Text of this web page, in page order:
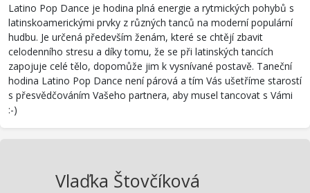
Latino Pop Dance je hodina plná energie a rytmických pohybů s
latinskoamerickými prvky z různých tanců na moderní populární
hudbu. Je určená především ženám, které se chtějí zbavit
celodenního stresu a díky tomu, že se při latinských tancích
zapojuje celé tělo, dopomůže jim k vysnívané postavě. Taneční
hodina Latino Pop Dance není párová a tím Vás ušetříme starostí
s přesvědčováním Vašeho partnera, aby musel tancovat s Vámi
:-)
Vlaďka Štovčíková